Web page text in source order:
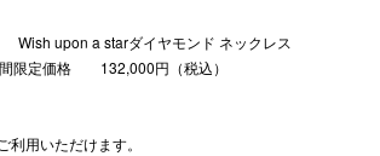
upon a starダイヤモンド ネックレス
限定価格 132,000円（税込）
用いただけます。